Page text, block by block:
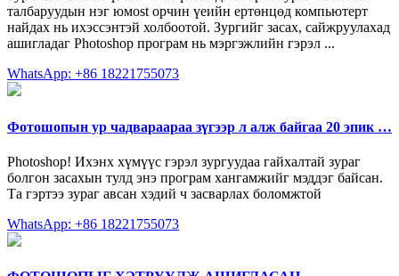
талбаруудын нэг юмost орчин үеийн ертөнцөд компьютерт
найдах нь ихэссэнтэй холбоотой. Зургийг засах, сайжруулахад
ашигладаг Photoshop програм нь мэргэжлийн гэрэл ...
WhatsApp: +86 18221755073
Фотошопын ур чадвараараа зүгээр л алж байгаа 20 эпик …
Photoshop! Ихэнх хүмүүс гэрэл зургуудаа гайхалтай зураг
болгон засахын тулд энэ програм хангамжийг мэддэг байсан.
Та гэртээ зураг авсан хэдий ч засварлах боломжтой
WhatsApp: +86 18221755073